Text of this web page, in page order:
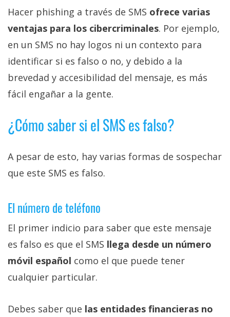
Hacer phishing a través de SMS ofrece varias
ventajas para los cibercriminales. Por ejemplo,
en un SMS no hay logos ni un contexto para
identificar si es falso o no, y debido a la
brevedad y accesibilidad del mensaje, es más
fácil engañar a la gente.
¿Cómo saber si el SMS es falso?
A pesar de esto, hay varias formas de sospechar
que este SMS es falso.
El número de teléfono
El primer indicio para saber que este mensaje
es falso es que el SMS llega desde un número
móvil español como el que puede tener
cualquier particular.
Debes saber que las entidades financieras no